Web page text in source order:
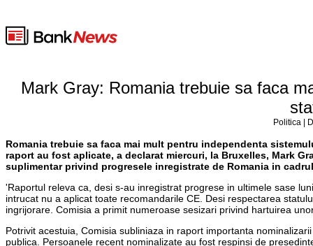
Mark Gray: Romania trebuie sa faca
Politica |
Romania trebuie sa faca mai mult pentru independenta
raport au fost aplicate, a declarat miercuri, la Bruxelles, Mark
suplimentar privind progresele inregistrate de Romania in
'Raportul releva ca, desi s-au inregistrat progrese in ultimele sase
intrucat nu a aplicat toate recomandarile CE. Desi respectarea
ingrijorare. Comisia a primit numeroase sesizari privind hartuirea
Potrivit acestuia, Comisia subliniaza in raport importanta
publica. Persoanele recent nominalizate au fost respinsi de